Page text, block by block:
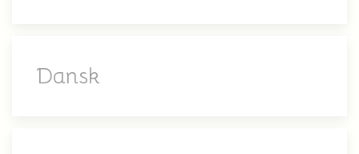
Dansk